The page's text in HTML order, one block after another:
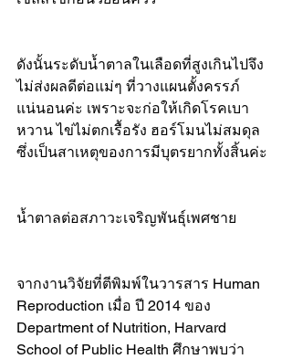
ดังนั้นระดับน้ำตาลในเลือดที่สูงเกินไปจึง
ไม่ส่งผลดีต่อแม่ๆ ที่วางแผนตั้งครรภ์
แน่นอนค่ะ เพราะจะก่อให้เกิดโรคเบา
หวาน ไข่ไม่ตกเรื้อรัง ฮอร์โมนไม่สมดุล
ซึ่งเป็นสาเหตุของการมีบุตรยากทั้งสิ้นค่ะ
น้ำตาลต่อสภาวะเจริญพันธุ์เพศชาย
จากงานวิจัยที่ตีพิมพ์ในวารสาร Human
Reproduction เมื่อ ปี 2014 ของ
Department of Nutrition, Harvard
School of Public Health ศึกษาพบว่า